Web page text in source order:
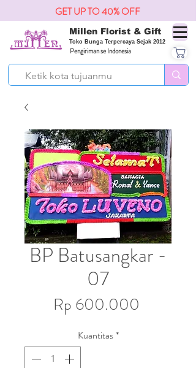
Millen Florist & Gift
Toko Bunga Terpercaya Sejak 2012
Pengiriman se Indonesia
GET UP TO 40% OFF
BP Batusangkar -
07
Rp 600.000
Kuantitas*